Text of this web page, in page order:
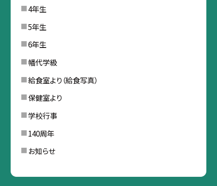
4年生
5年生
6年生
幡代学級
給食室より（給食写真）
保健室より
学校行事
140周年
お知らせ